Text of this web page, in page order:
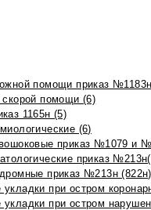
помощи приказ
скорой помощи (6)
1165н (5)
(6)
приказ №1079 и
приказ
приказ №213н
при остром
при остром